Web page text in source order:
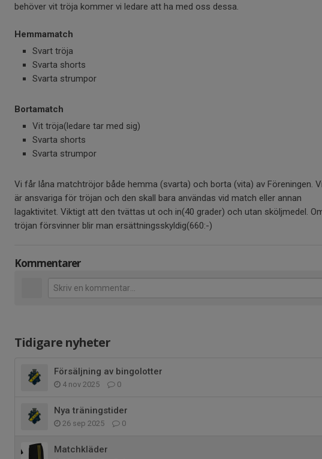
behöver vit tröja kommer vi ledare att ha med oss dessa.
Hemmamatch
Svart tröja
Svarta shorts
Svarta strumpor
Bortamatch
Vit tröja(ledare tar med sig)
Svarta shorts
Svarta strumpor
Vi får låna matchtröjor både hemma (svarta) och borta (vita) av Föreningen. Vi
är ansvariga för tröjan och den skall bara användas vid match eller annan
lagaktivitet. Viktigt att den tvättas ut och in(40 grader) och utan sköljmedel.
tröjan försvinner blir man ersättningsskyldig(660:-)
Kommentarer
Tidigare nyheter
Försäljning av bingolotter
4 nov 2025 0
Nya träningstider
26 sep 2025 0
Matchkläder